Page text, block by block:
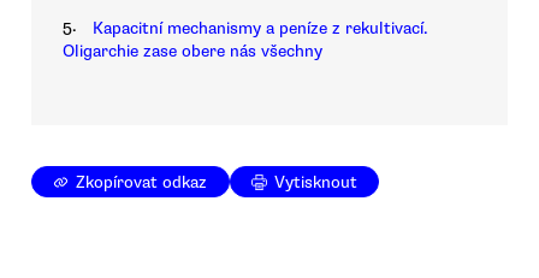
5.
Kapacitní mechanismy a peníze z rekultivací.
Oligarchie zase obere nás všechny
Zkopírovat odkaz Vytisknout